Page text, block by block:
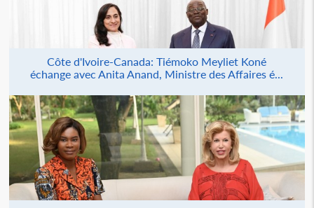
Côte d'Ivoire-Canada: Tiémoko Meyliet Koné
échange avec Anita Anand, Ministre des Affaires é...